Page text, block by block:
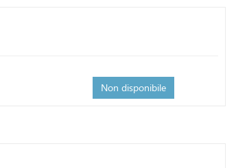
Non disponibile